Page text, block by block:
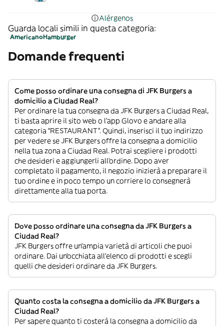
Alérgenos
Guarda locali simili in questa categoria:
AmericanoHamburger
Domande frequenti
Come posso ordinare una consegna di JFK Burgers a
domicilio a Ciudad Real?
Per ordinare la tua consegna da JFK Burgers a Ciudad Real,
ti basta aprire il sito web o l’app Glovo e andare alla
categoria “RESTAURANT”. Quindi, inserisci il tuo indirizzo
per vedere se JFK Burgers offre la consegna a domicilio
nella tua zona a Ciudad Real. Potrai scegliere i prodotti
che desideri e aggiungerli all’ordine. Dopo aver
completato il pagamento, il negozio inizierà a preparare il
tuo ordine e in poco tempo un corriere lo consegnerà
direttamente alla tua porta.
Dove posso ordinare una consegna da JFK Burgers a
Ciudad Real?
JFK Burgers offre un’ampia varietà di articoli che puoi
ordinare. Dai un’occhiata all’elenco di prodotti e scegli
quelli che desideri ordinare da JFK Burgers.
Quanto costa la consegna a domicilio da JFK Burgers a
Ciudad Real?
Per sapere quanto ti costerà la consegna a domicilio da